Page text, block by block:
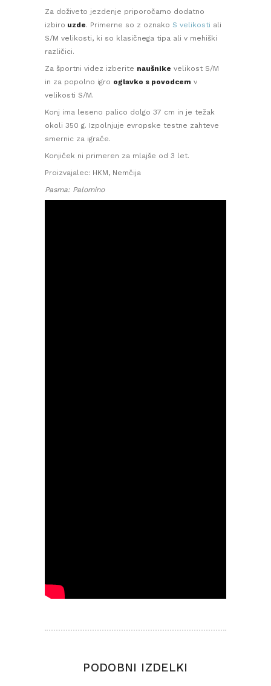
Za doživeto jezdenje priporočamo dodatno
izbiro uzde. Primerne so z oznako S velikosti ali
S/M velikosti, ki so klasičnega tipa ali v mehiški
različici.
Za športni videz izberite naušnike velikost S/M
in za popolno igro oglavko s povodcem v
velikosti S/M.
Konj ima leseno palico dolgo 37 cm in je težak
okoli 350 g. Izpolnjuje evropske testne zahteve
smernic za igrače.
Konjiček ni primeren za mlajše od 3 let.
Proizvajalec: HKM, Nemčija
Pasma: Palomino
PODOBNI IZDELKI